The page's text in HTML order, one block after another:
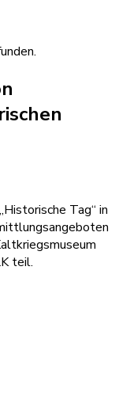
Tag“ in
teil.